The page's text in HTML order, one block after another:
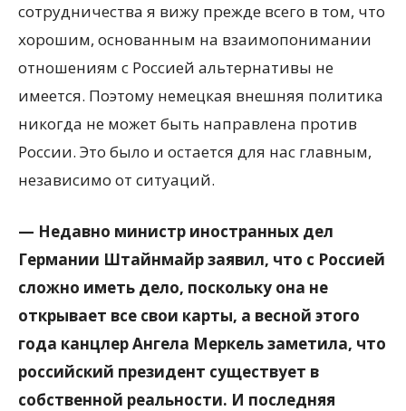
сотрудничества я вижу прежде всего в том, что
хорошим, основанным на взаимопонимании
отношениям с Россией альтернативы не
имеется. Поэтому немецкая внешняя политика
никогда не может быть направлена против
России. Это было и остается для нас главным,
независимо от ситуаций.
— Недавно министр иностранных дел
Германии Штайнмайр заявил, что с Россией
сложно иметь дело, поскольку она не
открывает все свои карты, а весной этого
года канцлер Ангела Меркель заметила, что
российский президент существует в
собственной реальности. И последняя